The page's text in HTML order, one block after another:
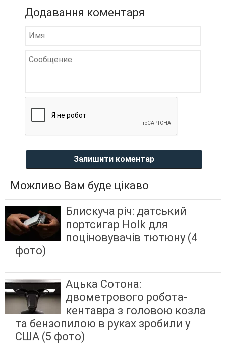
Додавання коментаря
Залишити коментар
Можливо Вам буде цікаво
Блискуча річ: датський
портсигар Holk для
поціновувачів тютюну (4
фото)
Ацька Сотона:
двометрового робота-
кентавра з головою козла
та бензопилою в руках зробили у
США (5 фото)